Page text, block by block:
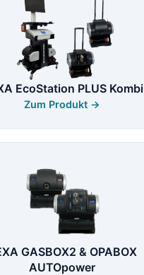
EcoStation PLUS Kombi
Zum Produkt →
GASBOX2 & OPABOX
AUTOpower